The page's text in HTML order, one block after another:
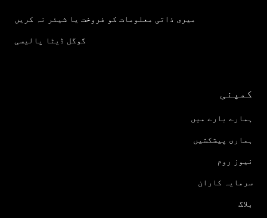
میری ذاتی معلومات کو فروخت یا شیئر نہ کریں
گوگل ڈیٹا پالیسی
کمپنی
ہمارے بارے میں
ہماری پیشکشیں
نیوز روم
سرمایہ کاران
بلاگ